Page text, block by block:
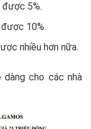
5%.
10%.
nhiều hơn nữa.
cho các nhà